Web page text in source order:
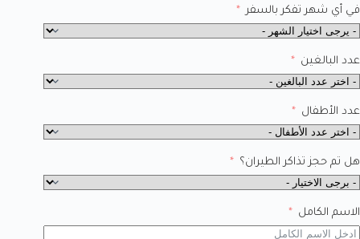
في أي شهر تفكر بالسفر
عدد البالغين
عدد الأطفال
هل تم حجز تذاكر الطيران؟
الاسم الكامل